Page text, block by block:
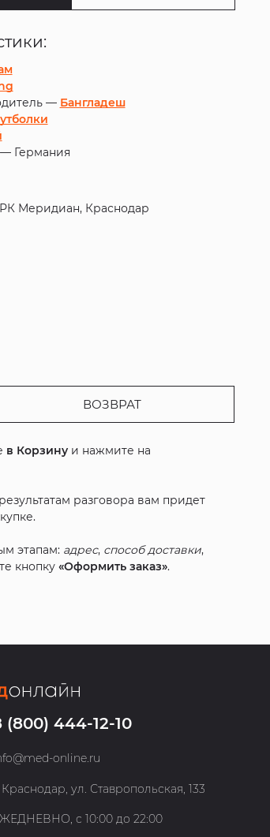
— Бангладеш
— Германия
Меридиан, Краснодар
ВОЗВРАТ
в Корзину и нажмите на
разговора вам придет
этапам: адрес, способ доставки,
кнопку«Оформить заказ».
(800) 444-12-10
online.ru
Краснодар, ул. Ставропольская, 133
с 10:00 до 22:00